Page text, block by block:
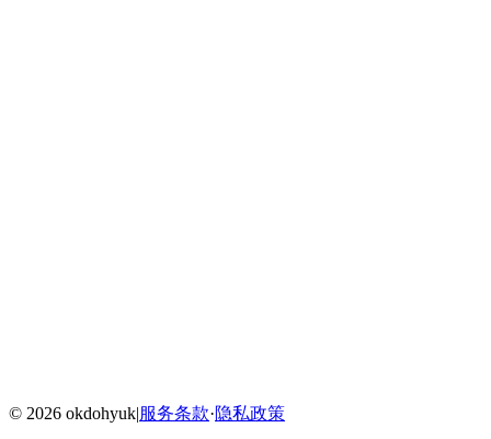
© 2026 okdohyuk|服务条款·隐私政策